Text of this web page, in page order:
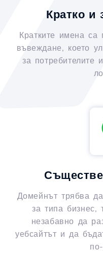
Кратко и
Кратките имена са
въвеждане, което
за потребителите
Домейнът трябва
за типа бизнес,
незабавно да
уебсайтът и да